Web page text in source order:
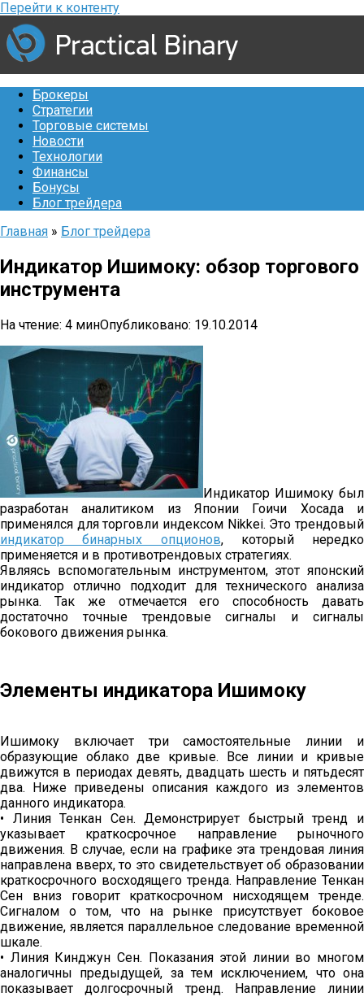
Перейти к контенту
Брокеры
Стратегии
Торговые системы
Новости
Технологии
Финансы
Бонусы
Блог трейдера
Главная » Блог трейдера
Индикатор Ишимоку: обзор торгового
инструмента
На чтение: 4 минОпубликовано: 19.10.2014
Индикатор Ишимоку был
разработан аналитиком из Японии Гоичи Хосада и
применялся для торговли индексом Nikkei. Это трендовый
индикатор бинарных опционов, который нередко
применяется и в противотрендовых стратегиях.
Являясь вспомогательным инструментом, этот японский
индикатор отлично подходит для технического анализа
рынка. Так же отмечается его способность давать
достаточно точные трендовые сигналы и сигналы
бокового движения рынка.
Элементы индикатора Ишимоку
Ишимоку включает три самостоятельные линии и
образующие облако две кривые. Все линии и кривые
движутся в периодах девять, двадцать шесть и пятьдесят
два. Ниже приведены описания каждого из элементов
данного индикатора.
• Линия Тенкан Сен. Демонстрирует быстрый тренд и
указывает краткосрочное направление рыночного
движения. В случае, если на графике эта трендовая линия
направлена вверх, то это свидетельствует об образовании
краткосрочного восходящего тренда. Направление Тенкан
Сен вниз говорит краткосрочном нисходящем тренде.
Сигналом о том, что на рынке присутствует боковое
движение, является параллельное следование временной
шкале.
• Линия Кинджун Сен. Показания этой линии во многом
аналогичны предыдущей, за тем исключением, что она
показывает долгосрочный тренд. Направление линии